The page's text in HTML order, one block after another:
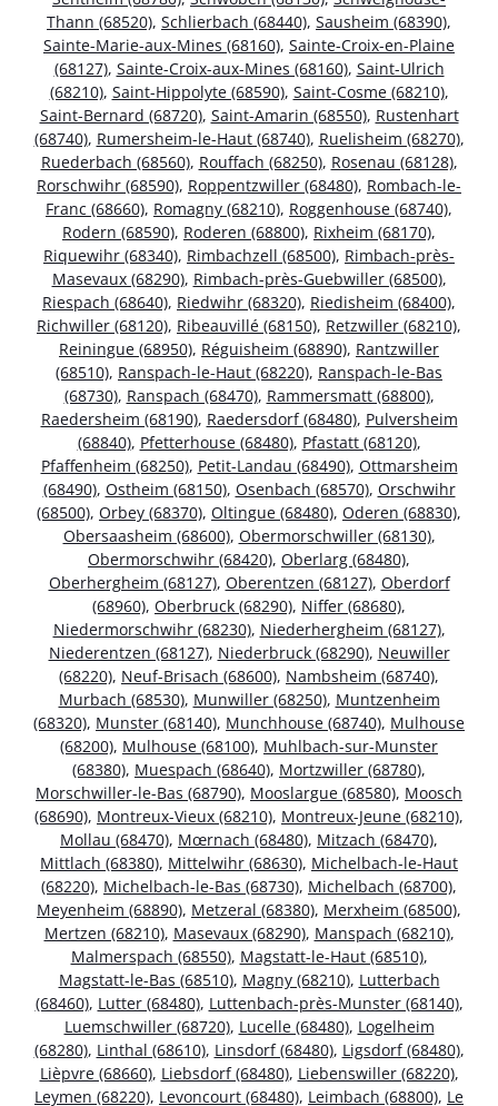
Thann (68520), Schlierbach (68440), Sausheim (68390),
Sainte-Marie-aux-Mines (68160), Sainte-Croix-en-Plaine
(68127), Sainte-Croix-aux-Mines (68160), Saint-Ulrich
(68210), Saint-Hippolyte (68590), Saint-Cosme (68210),
Saint-Bernard (68720), Saint-Amarin (68550), Rustenhart
(68740), Rumersheim-le-Haut (68740), Ruelisheim (68270),
Ruederbach (68560), Rouffach (68250), Rosenau (68128),
Rorschwihr (68590), Roppentzwiller (68480), Rombach-le-
Franc (68660), Romagny (68210), Roggenhouse (68740),
Rodern (68590), Roderen (68800), Rixheim (68170),
Riquewihr (68340), Rimbachzell (68500), Rimbach-près-
Masevaux (68290), Rimbach-près-Guebwiller (68500),
Riespach (68640), Riedwihr (68320), Riedisheim (68400),
Richwiller (68120), Ribeauvillé (68150), Retzwiller (68210),
Reiningue (68950), Réguisheim (68890), Rantzwiller
(68510), Ranspach-le-Haut (68220), Ranspach-le-Bas
(68730), Ranspach (68470), Rammersmatt (68800),
Raedersheim (68190), Raedersdorf (68480), Pulversheim
(68840), Pfetterhouse (68480), Pfastatt (68120),
Pfaffenheim (68250), Petit-Landau (68490), Ottmarsheim
(68490), Ostheim (68150), Osenbach (68570), Orschwihr
(68500), Orbey (68370), Oltingue (68480), Oderen (68830),
Obersaasheim (68600), Obermorschwiller (68130),
Obermorschwihr (68420), Oberlarg (68480),
Oberhergheim (68127), Oberentzen (68127), Oberdorf
(68960), Oberbruck (68290), Niffer (68680),
Niedermorschwihr (68230), Niederhergheim (68127),
Niederentzen (68127), Niederbruck (68290), Neuwiller
(68220), Neuf-Brisach (68600), Nambsheim (68740),
Murbach (68530), Munwiller (68250), Muntzenheim
(68320), Munster (68140), Munchhouse (68740), Mulhouse
(68200), Mulhouse (68100), Muhlbach-sur-Munster
(68380), Muespach (68640), Mortzwiller (68780),
Morschwiller-le-Bas (68790), Mooslargue (68580), Moosch
(68690), Montreux-Vieux (68210), Montreux-Jeune (68210),
Mollau (68470), Mœrnach (68480), Mitzach (68470),
Mittlach (68380), Mittelwihr (68630), Michelbach-le-Haut
(68220), Michelbach-le-Bas (68730), Michelbach (68700),
Meyenheim (68890), Metzeral (68380), Merxheim (68500),
Mertzen (68210), Masevaux (68290), Manspach (68210),
Malmerspach (68550), Magstatt-le-Haut (68510),
Magstatt-le-Bas (68510), Magny (68210), Lutterbach
(68460), Lutter (68480), Luttenbach-près-Munster (68140),
Luemschwiller (68720), Lucelle (68480), Logelheim
(68280), Linthal (68610), Linsdorf (68480), Ligsdorf (68480),
Lièpvre (68660), Liebsdorf (68480), Liebenswiller (68220),
Leymen (68220), Levoncourt (68480), Leimbach (68800), Le